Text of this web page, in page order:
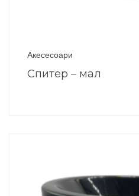
Акесесоари
Спитер – мал